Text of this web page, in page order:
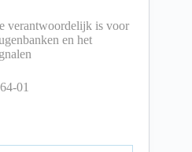
verantwoordelijk is voor
en het
01